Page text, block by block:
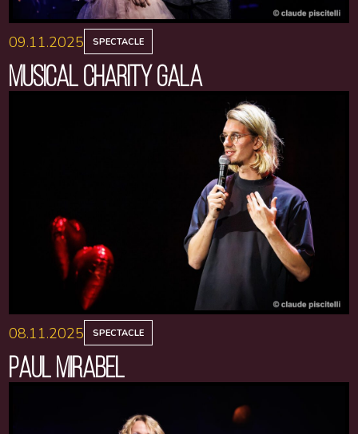
09.11.2025 SPECTACLE
MUSICAL CHARITY GALA
08.11.2025 SPECTACLE
PAUL MIRABEL